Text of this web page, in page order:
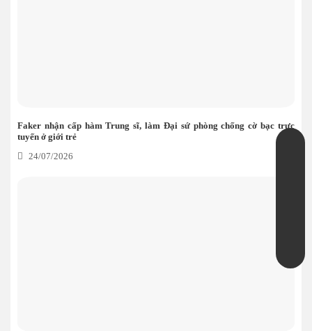
Faker nhận cấp hàm Trung sĩ, làm Đại sứ phòng chống cờ bạc trực
tuyến ở giới trẻ
24/07/2026